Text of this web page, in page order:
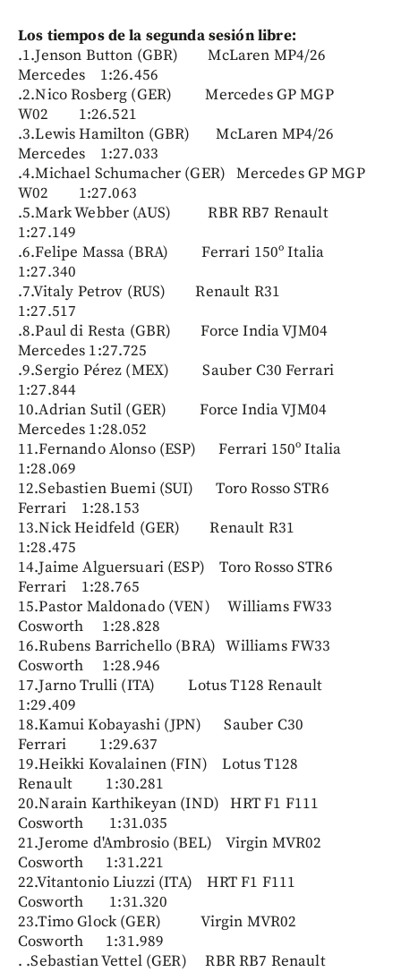
Los tiempos de la segunda sesión libre:
.1.Jenson Button (GBR) McLaren MP4/26
Mercedes 1:26.456
.2.Nico Rosberg (GER) Mercedes GP MGP
W02 1:26.521
.3.Lewis Hamilton (GBR) McLaren MP4/26
Mercedes 1:27.033
.4.Michael Schumacher (GER) Mercedes GP MGP
W02 1:27.063
.5.Mark Webber (AUS) RBR RB7 Renault
1:27.149
.6.Felipe Massa (BRA) Ferrari 150º Italia
1:27.340
.7.Vitaly Petrov (RUS) Renault R31
1:27.517
.8.Paul di Resta (GBR) Force India VJM04
Mercedes 1:27.725
.9.Sergio Pérez (MEX) Sauber C30 Ferrari
1:27.844
10.Adrian Sutil (GER) Force India VJM04
Mercedes 1:28.052
11.Fernando Alonso (ESP) Ferrari 150º Italia
1:28.069
12.Sebastien Buemi (SUI) Toro Rosso STR6
Ferrari 1:28.153
13.Nick Heidfeld (GER) Renault R31
1:28.475
14.Jaime Alguersuari (ESP) Toro Rosso STR6
Ferrari 1:28.765
15.Pastor Maldonado (VEN) Williams FW33
Cosworth 1:28.828
16.Rubens Barrichello (BRA) Williams FW33
Cosworth 1:28.946
17.Jarno Trulli (ITA) Lotus T128 Renault
1:29.409
18.Kamui Kobayashi (JPN) Sauber C30
Ferrari 1:29.637
19.Heikki Kovalainen (FIN) Lotus T128
Renault 1:30.281
20.Narain Karthikeyan (IND) HRT F1 F111
Cosworth 1:31.035
21.Jerome d'Ambrosio (BEL) Virgin MVR02
Cosworth 1:31.221
22.Vitantonio Liuzzi (ITA) HRT F1 F111
Cosworth 1:31.320
23.Timo Glock (GER) Virgin MVR02
Cosworth 1:31.989
. .Sebastian Vettel (GER) RBR RB7 Renault